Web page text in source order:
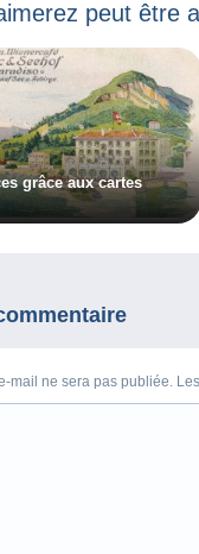
peut être
grâce aux cartes
mail ne sera pas publiée.